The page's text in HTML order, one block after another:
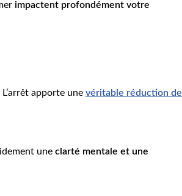
impactent profondément votre
apporte une véritable réduction de
une clarté mentale et une